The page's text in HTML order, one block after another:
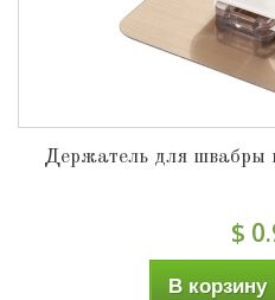
Держатель для
$
В корзину